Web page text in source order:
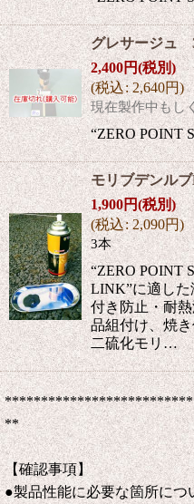
グレサージュ
2,400円(税別)
(税込: 2,640円)
現在製作中もし
“ZERO POINT
モリブデンル
1,900円(税別)
(税込: 2,090円)
3本
“ZERO POINT
LINK”に適した
付き防止・耐
品組付け、焼
二硫化モリ…
**
【確認事項】
●製品性能に必要な箇所に